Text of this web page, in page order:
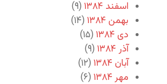
اسفند ۱۳۸۴
(۹)
بهمن ۱۳۸۴
(۱۴)
دی ۱۳۸۴
(۱۵)
آذر ۱۳۸۴
(۹)
آبان ۱۳۸۴
(۱۲)
مهر ۱۳۸۴
(۶)